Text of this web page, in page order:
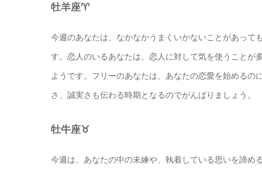
牡羊座♈️
今週のあなたは、なかなかうまくいかないことがあって
す。恋人のいるあなたは、恋人に対して気を使うことが
ようです。フリーのあなたは、あなたの恋愛を始める
さ、誠実さも伝わる時期となるのでがんばりましょう。
牡牛座♉️
今週は、あなたの中の未練や、執着している思いを諦め